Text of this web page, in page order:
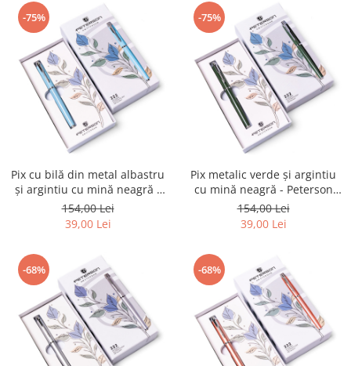
-75%
Pix cu bilă din metal albastru
și argintiu cu mină neagră -
Peterson PTR-PTN 222-GB
L.BLUE-SI
154,00 Lei
39,00 Lei
-75%
Pix metalic verde și argintiu
cu mină neagră - Peterson
PTR-PTN 222-GB GREEN-SIL
154,00 Lei
39,00 Lei
-68% -68%